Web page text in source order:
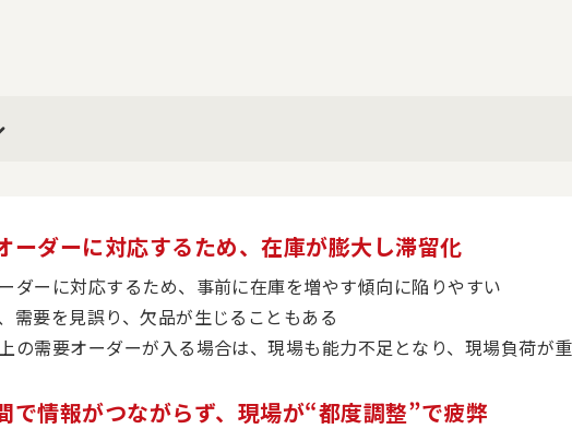
ーダーに対応するため、在庫が膨大し滞留化
ダーに対応するため、事前に在庫を増やす傾向に陥りやすい
需要を見誤り、欠品が生じることもある
の需要オーダーが入る場合は、現場も能力不足となり、現場負荷が
で情報がつながらず、現場が“都度調整”で疲弊